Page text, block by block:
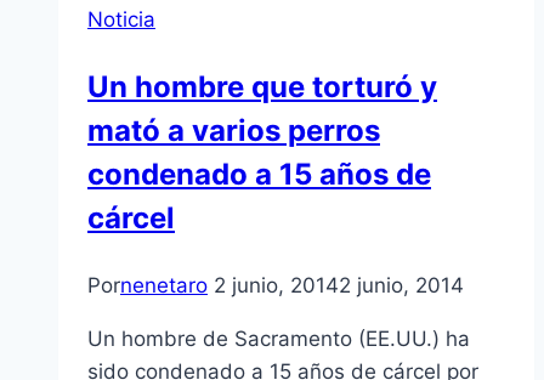
Noticia
Un hombre que torturó y
mató a varios perros
condenado a 15 años de
cárcel
Pornenetaro 2 junio, 20142 junio, 2014
Un hombre de Sacramento (EE.UU.) ha
sido condenado a 15 años de cárcel por